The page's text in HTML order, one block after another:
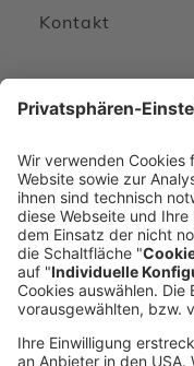
Kontakt
voxeljet 3D